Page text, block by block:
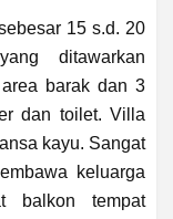
15 s.d. 20
ditawarkan
barak dan 3
dan toilet. Villa
kayu. Sangat
keluarga
balkon tempat